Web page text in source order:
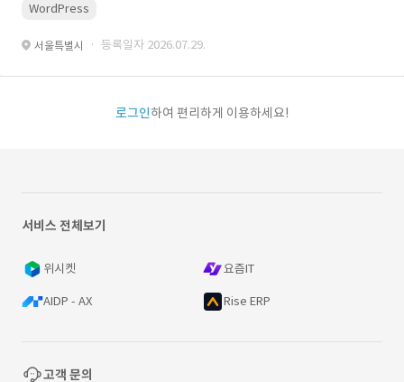
WordPress
서울특별시 · 등록일자 2026.07.29.
로그인하여 편리하게 이용하세요!
서비스 전체보기
위시켓 요즘IT
AIDP - AX Rise ERP
고객 문의